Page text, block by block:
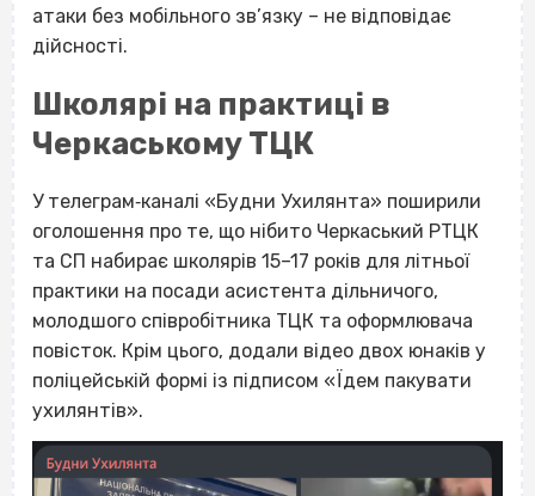
атаки без мобільного зв’язку – не відповідає
дійсності.
Школярі на практиці в
Черкаському ТЦК
У телеграм‐каналі «Будни Ухилянта» поширили
оголошення про те, що нібито Черкаський РТЦК
та СП набирає школярів 15–17 років для літньої
практики на посади асистента дільничого,
молодшого співробітника ТЦК та оформлювача
повісток. Крім цього, додали відео двох юнаків у
поліцейській формі із підписом «Їдем пакувати
ухилянтів».